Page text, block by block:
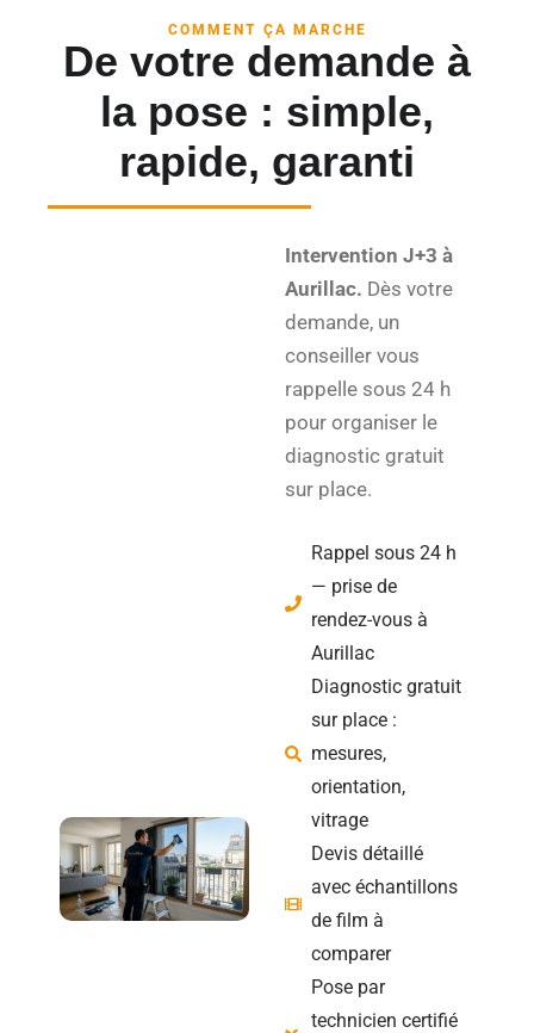
COMMENT ÇA MARCHE
De votre demande à
la pose : simple,
rapide, garanti
Intervention J+3 à
Aurillac. Dès votre
demande, un
conseiller vous
rappelle sous 24 h
pour organiser le
diagnostic gratuit
sur place.
Rappel sous 24 h
— prise de
rendez-vous à
Aurillac
Diagnostic gratuit
sur place :
mesures,
orientation,
vitrage
Devis détaillé
avec échantillons
de film à
comparer
Pose par
technicien certifié